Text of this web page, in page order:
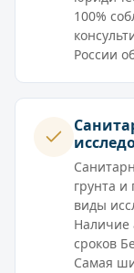
100%
России
грунта
виды
Наличие
сроков
Самая